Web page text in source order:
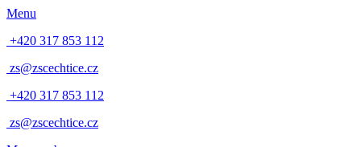
Menu
+420 317 853 112
zs@zscechtice.cz
+420 317 853 112
zs@zscechtice.cz